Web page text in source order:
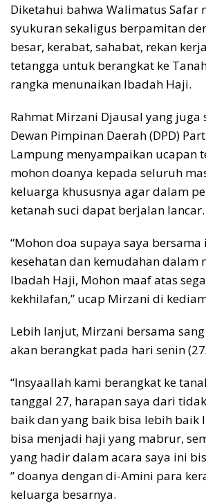
Diketahui bahwa Walimatus Safar
syukuran sekaligus berpamitan
besar, kerabat, sahabat, rekan
tetangga untuk berangkat ke
rangka menunaikan Ibadah Haji.
Rahmat Mirzani Djausal yang juga
Dewan Pimpinan Daerah (DPD)
Lampung menyampaikan ucapan
mohon doanya kepada seluruh
keluarga khususnya agar dalam
ketanah suci dapat berjalan lancar.
“Mohon doa supaya saya
kesehatan dan kemudahan dalam
Ibadah Haji, Mohon maaf atas
kekhilafan,” ucap Mirzani di
Lebih lanjut, Mirzani bersama
akan berangkat pada hari senin
“Insyaallah kami berangkat ke
tanggal 27, harapan saya dari
baik dan yang baik bisa lebih baik
bisa menjadi haji yang mabrur,
yang hadir dalam acara saya ini
” doanya dengan di-Amini para
keluarga besarnya.